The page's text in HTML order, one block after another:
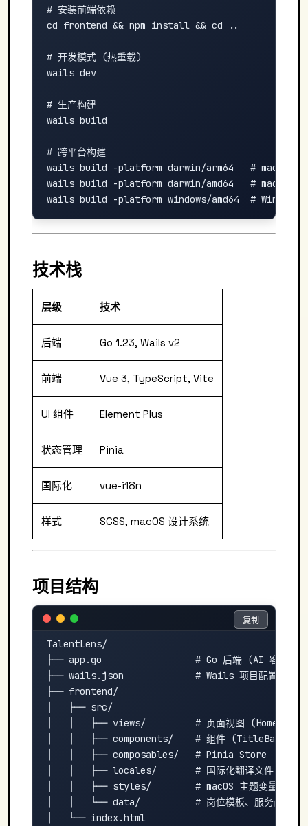
# 安装前端依赖
cd frontend && npm install && cd ..
# 开发模式 (热重载)
wails dev
# 生产构建
wails build
# 跨平台构建
wails build -platform darwin/arm64   # macOS
wails build -platform darwin/amd64   # macOS
技术栈
层级 技术
后端 Go 1.23, Wails v2
前端 Vue 3, TypeScript, Vite
UI 组件 Element Plus
状态管理 Pinia
国际化 vue-i18n
样式 SCSS, macOS 设计系统
项目结构
TalentLens/
├── app.go                 # Go 后端 (AI 客户端、
├── wails.json             # Wails 项目配置
├── frontend/
│   ├── src/
│   │   ├── views/         # 页面视图 (HomeView,
│   │   ├── components/    # 组件 (TitleBar,
│   │   ├── composables/   # Pinia Store
│   │   ├── locales/       # 国际化翻译文件
│   │   ├── styles/        # macOS 主题变量
│   │   └── data/          # 岗位模板、服务商配置
│   └── index.html
复制
复制